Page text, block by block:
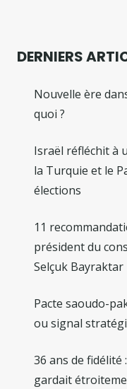
DERNIERS
Nouvelle ère
quoi ?
Israël réfléchit à
la Turquie et le
élections
11
président du
Selçuk Bayraktar
Pacte saoudo-
ou signal
36 ans de fidélité
gardait